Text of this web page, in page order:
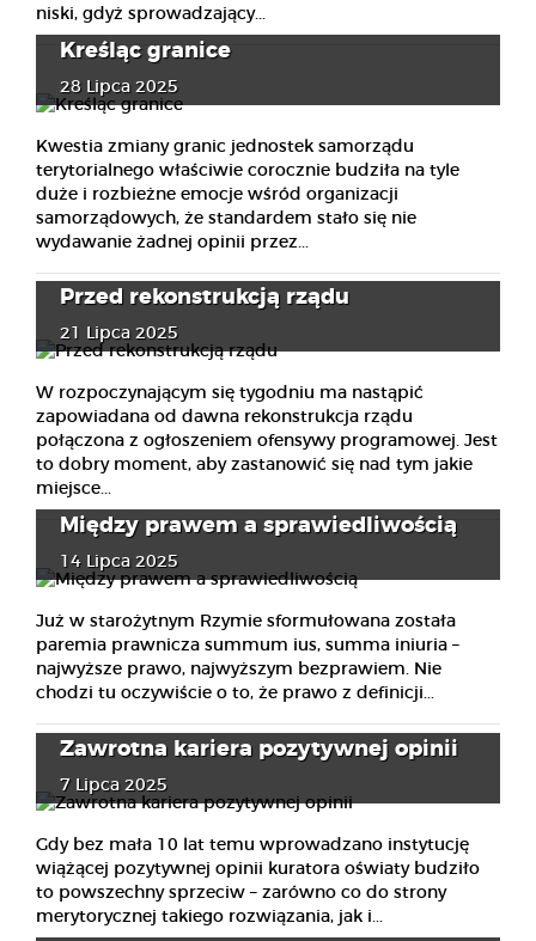
niski, gdyż sprowadzający...
Kreśląc granice
28 Lipca 2025
Kwestia zmiany granic jednostek samorządu
terytorialnego właściwie corocznie budziła na tyle
duże i rozbieżne emocje wśród organizacji
samorządowych, że standardem stało się nie
wydawanie żadnej opinii przez...
Przed rekonstrukcją rządu
21 Lipca 2025
W rozpoczynającym się tygodniu ma nastąpić
zapowiadana od dawna rekonstrukcja rządu
połączona z ogłoszeniem ofensywy programowej. Jest
to dobry moment, aby zastanowić się nad tym jakie
miejsce...
Między prawem a sprawiedliwością
14 Lipca 2025
Już w starożytnym Rzymie sformułowana została
paremia prawnicza summum ius, summa iniuria –
najwyższe prawo, najwyższym bezprawiem. Nie
chodzi tu oczywiście o to, że prawo z definicji...
Zawrotna kariera pozytywnej opinii
7 Lipca 2025
Gdy bez mała 10 lat temu wprowadzano instytucję
wiążącej pozytywnej opinii kuratora oświaty budziło
to powszechny sprzeciw – zarówno co do strony
merytorycznej takiego rozwiązania, jak i...